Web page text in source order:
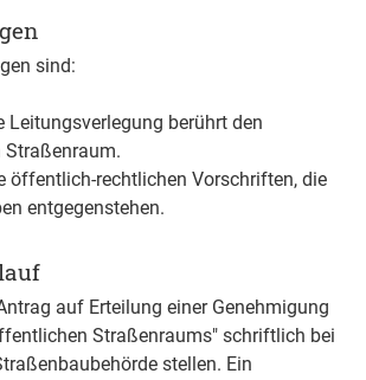
sind:
Leitungsverlegung berührt den
öffentlich-rechtlichen Vorschriften, die
entgegenstehen.
auf Erteilung einer Genehmigung
Straßenraums" schriftlich bei
stellen. Ein